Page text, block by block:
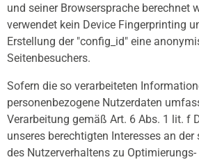
und seiner Browsersprache berechnet
verwendet kein Device Fingerprinting
Erstellung der "config_id" eine
Seitenbesuchers.
Sofern die so verarbeiteten
personenbezogene Nutzerdaten
Verarbeitung gemäß Art. 6 Abs. 1 lit. f
unseres berechtigten Interesses an
des Nutzerverhaltens zu Optimierungs-